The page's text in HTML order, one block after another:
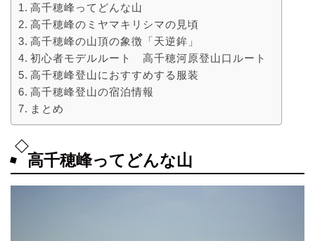
高千穂峰ってどんな山
高千穂峰のミヤマキリシマの見頃
高千穂峰の山頂の象徴「天逆鉾」
初心者モデルルート 高千穂河原登山口ルート
高千穂峰登山におすすめする服装
高千穂峰登山の宿泊情報
まとめ
高千穂峰ってどんな山